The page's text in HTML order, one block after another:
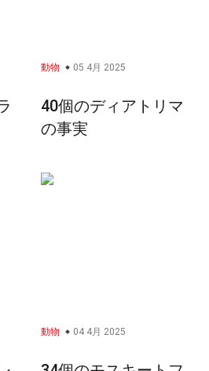
動物 05 4月 2025
40個のディアトリマ
の事実
動物 04 4月 2025